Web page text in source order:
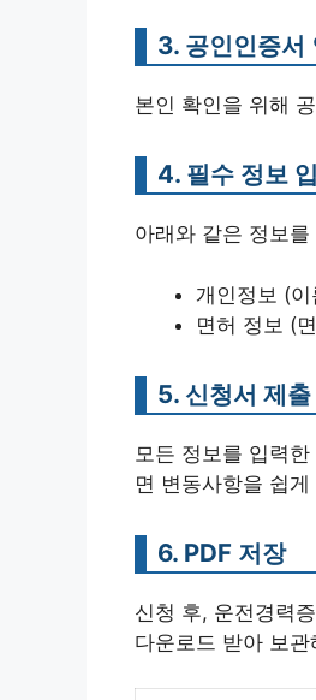
3. 공인인증서
본인 확인을 위해
4. 필수 정보
아래와 같은 정보
개인정보 (
면허 정보 (
5. 신청서 제출
모든 정보를 입력
면 변동사항을 쉽
6. PDF 저장
신청 후, 운전경력
다운로드 받아 보관